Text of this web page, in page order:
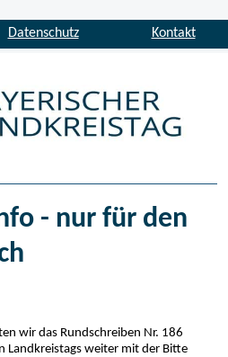
Datenschutz Kontakt
- nur für den
wir das Rundschreiben Nr. 186
Landkreistags weiter mit der Bitte